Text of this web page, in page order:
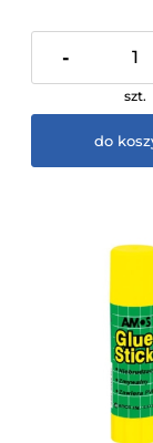
-
szt.
do